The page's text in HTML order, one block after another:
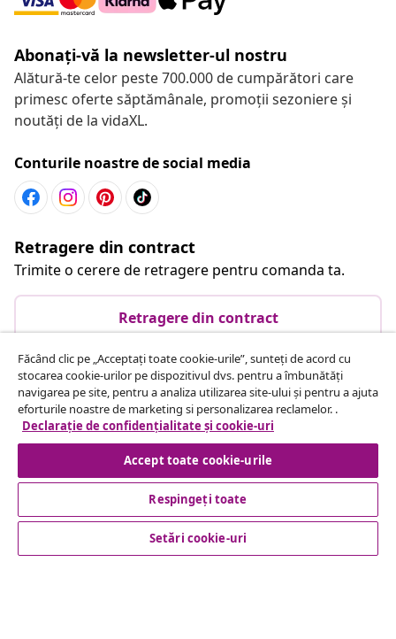
Abonați-vă la newsletter-ul nostru
Alătură-te celor peste 700.000 de cumpărători care
primesc oferte săptămânale, promoții sezoniere și
noutăți de la vidaXL.
Conturile noastre de social media
Retragere din contract
Trimite o cerere de retragere pentru comanda ta.
Retragere din contract
Serviciu clienți
Business
Descoperă mai multe
Făcând clic pe „Acceptați toate cookie-urile”, sunteți de acord cu
stocarea cookie-urilor pe dispozitivul dvs. pentru a îmbunătăți
navigarea pe site, pentru a analiza utilizarea site-ului și pentru a ajuta
eforturile noastre de marketing si personalizarea reclamelor. .
Declarație de confidențialitate și cookie-uri
Accept toate cookie-urile
Respingeți toate
Setări cookie-uri